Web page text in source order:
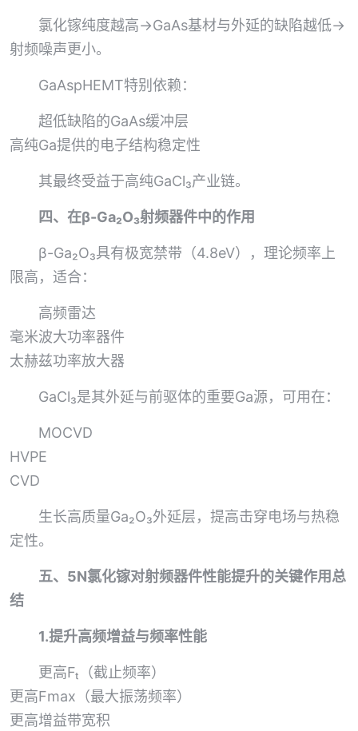
氯化镓纯度越高→GaAs基材与外延的缺陷越低→
射频噪声更小。
GaAspHEMT特别依赖：
超低缺陷的GaAs缓冲层
高纯Ga提供的电子结构稳定性
其最终受益于高纯GaCl₃产业链。
四、在β-Ga₂O₃射频器件中的作用
β-Ga₂O₃具有极宽禁带（4.8eV），理论频率上
限高，适合：
高频雷达
毫米波大功率器件
太赫兹功率放大器
GaCl₃是其外延与前驱体的重要Ga源，可用在：
MOCVD
HVPE
CVD
生长高质量Ga₂O₃外延层，提高击穿电场与热稳
定性。
五、5N氯化镓对射频器件性能提升的关键作用总
结
1.提升高频增益与频率性能
更高Fₜ（截止频率）
更高Fmax（最大振荡频率）
更高增益带宽积